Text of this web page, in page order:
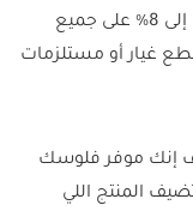
الكوبونات، راح تقدر تحصل على خصم يصل إلى 8% على جميع
غيار أو مستلزمات
إنك موفر فلوسك
المنتج اللي